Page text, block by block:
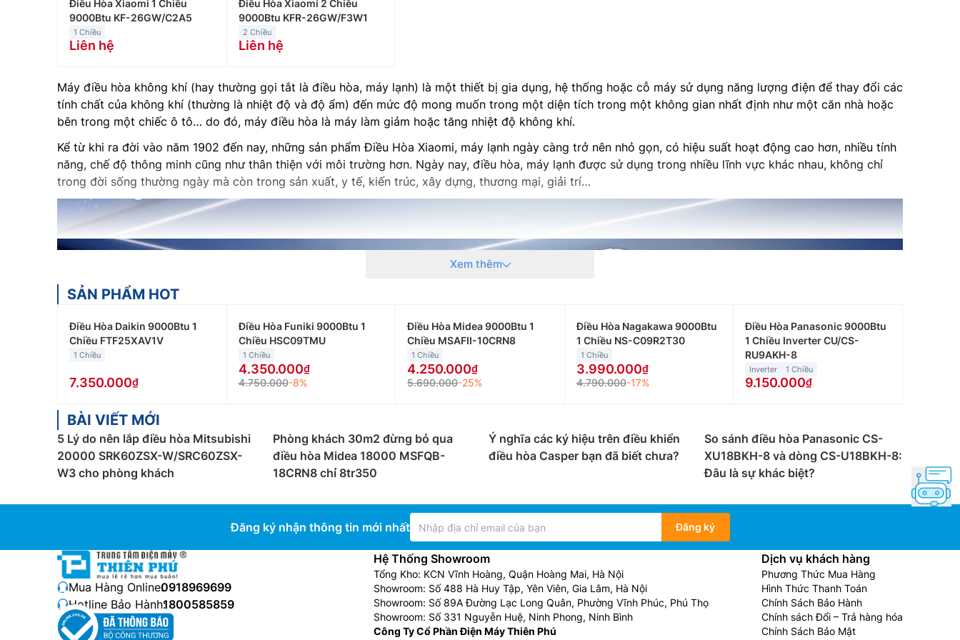
Điều Hòa Xiaomi 1 Chiều
9000Btu KF-26GW/C2A5
1 Chiều
Liên hệ
Điều Hòa Xiaomi 2 Chiều
9000Btu KFR-26GW/F3W1
2 Chiều
Liên hệ
Máy điều hòa không khí (hay thường gọi tắt là điều hòa, máy lạnh) là một thiết bị gia dụng, hệ thống hoặc cỗ máy sử dụng năng lượng điện để thay đổi các
tính chất của không khí (thường là nhiệt độ và độ ẩm) đến mức độ mong muốn trong một diện tích trong một không gian nhất định như một căn nhà hoặc
bên trong một chiếc ô tô… do đó, máy điều hòa là máy làm giảm hoặc tăng nhiệt độ không khí.
Kể từ khi ra đời vào năm 1902 đến nay, những sản phẩm Điều Hòa Xiaomi, máy lạnh ngày càng trở nên nhỏ gọn, có hiệu suất hoạt động cao hơn, nhiều tính
năng, chế độ thông minh cũng như thân thiện với môi trường hơn. Ngày nay, điều hòa, máy lạnh được sử dụng trong nhiều lĩnh vực khác nhau, không chỉ
trong đời sống thường ngày mà còn trong sản xuất, y tế, kiến trúc, xây dựng, thương mại, giải trí…
Xem thêm
SẢN PHẨM HOT
Điều Hòa Daikin 9000Btu 1
Chiều FTF25XAV1V
1 Chiều
7.350.000
Điều Hòa Funiki 9000Btu 1
Chiều HSC09TMU
1 Chiều
4.350.000
4.750.000-8%
Điều Hòa Midea 9000Btu 1
Chiều MSAFII-10CRN8
1 Chiều
4.250.000
5.690.000-25%
Điều Hòa Nagakawa 9000Btu
1 Chiều NS-C09R2T30
1 Chiều
3.990.000
4.790.000-17%
Điều Hòa Panasonic 9000Btu
1 Chiều Inverter CU/CS-
RU9AKH-8
Inverter 1 Chiều
9.150.000
BÀI VIẾT MỚI
5 Lý do nên lắp điều hòa Mitsubishi
20000 SRK60ZSX-W/SRC60ZSX-
W3 cho phòng khách
Phòng khách 30m2 đừng bỏ qua
điều hòa Midea 18000 MSFQB-
18CRN8 chỉ 8tr350
Ý nghĩa các ký hiệu trên điều khiển
điều hòa Casper bạn đã biết chưa?
So sánh điều hòa Panasonic CS-
XU18BKH-8 và dòng CS-U18BKH-8:
Đâu là sự khác biệt?
Đăng ký nhận thông tin mới nhất Đăng ký
Mua Hàng Online:0918969699
Hotline Bảo Hành:1800585859
Hệ Thống Showroom
Tổng Kho: KCN Vĩnh Hoàng, Quận Hoàng Mai, Hà Nội
Showroom: Số 488 Hà Huy Tập, Yên Viên, Gia Lâm, Hà Nội
Showroom: Số 89A Đường Lạc Long Quân, Phường Vĩnh Phúc, Phú Thọ
Showroom: Số 331 Nguyễn Huệ, Ninh Phong, Ninh Bình
Công Ty Cổ Phần Điện Máy Thiên Phú
Dịch vụ khách hàng
Phương Thức Mua Hàng
Hình Thức Thanh Toán
Chính Sách Bảo Hành
Chính sách Đổi – Trả hàng hóa
Chính Sách Bảo Mật